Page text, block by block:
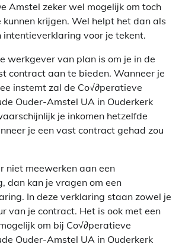
Amstel zeker wel mogelijk om toch
krijgen. Wel helpt het dan als
intentieverklaring voor je tekent.
werkgever van plan is om je in de
contract aan te bieden. Wanneer je
instemt zal de Co√∂peratieve
Ouder-Amstel UA in Ouderkerk
je inkomen hetzelfde
je een vast contract gehad zou
niet meewerken aan een
dan kan je vragen om een
In deze verklaring staan zowel je
van je contract. Het is ook met een
om bij Co√∂peratieve
Ouder-Amstel UA in Ouderkerk